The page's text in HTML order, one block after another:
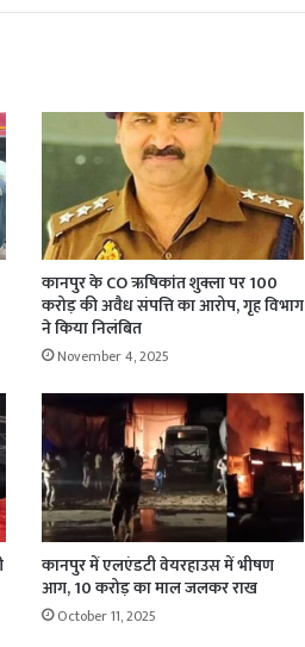
कानपुर के CO ऋषिकांत शुक्ला पर 100
करोड़ की अवैध संपत्ति का आरोप, गृह विभाग
ने किया निलंबित
November 4, 2025
कानपुर में एलएंडटी वेयरहाउस में भीषण
आग, 10 करोड़ का माल जलकर राख
October 11, 2025